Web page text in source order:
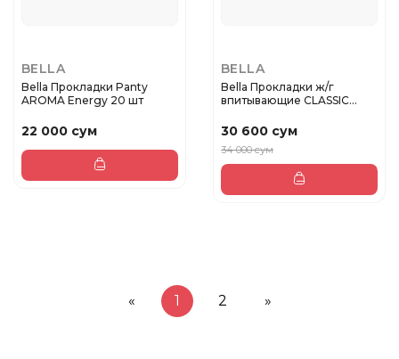
BELLA
Bella Прокладки Panty
AROMA Energy 20 шт
22 000 сум
BELLA
Bella Прокладки ж/г
впитывающие CLASSIC
30 600 сум
34 000 сум
« 1 2 »